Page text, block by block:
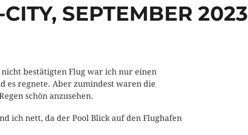
SEPTEMBER 2023
bestätigten Flug war ich nur einen
es regnete. Aber zumindest waren die
schön anzusehen.
ich nett, da der Pool Blick auf den Flughafen